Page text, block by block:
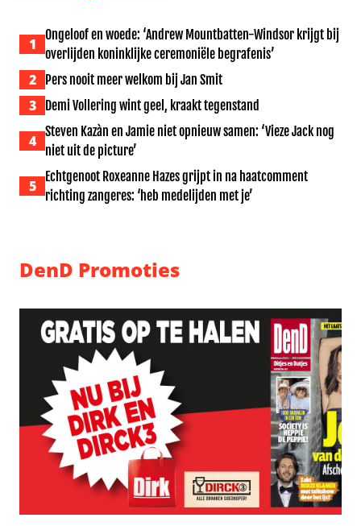
1
Ongeloof en woede: ‘Andrew Mountbatten-Windsor krijgt bij
overlijden koninklijke ceremoniële begrafenis’
2 Pers nooit meer welkom bij Jan Smit
3 Demi Vollering wint geel, kraakt tegenstand
4
Steven Kazàn en Jamie niet opnieuw samen: ‘Vieze Jack nog
niet uit de picture’
5
Echtgenoot Roxeanne Hazes grijpt in na haatcomment
richting zangeres: ‘heb medelijden met je’
DenD Promoties